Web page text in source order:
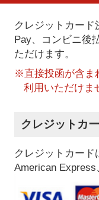
クレジットカード
Pay、コンビニ後
ただけます。
※直接投函が含ま
利用いただけま
クレジットカ
クレジットカード
American Express